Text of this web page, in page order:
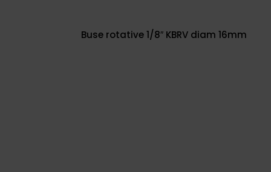
Buse rotative 1/8″ KBRV diam 16mm